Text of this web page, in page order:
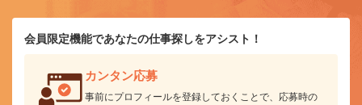
会員限定機能であなたの仕事探しをアシスト！
カンタン応募
事前にプロフィールを登録しておくことで、応募時の